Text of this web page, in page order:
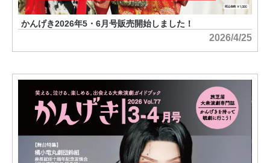
かんげき2026年5・6月号販売開始しました！
2026/4/25